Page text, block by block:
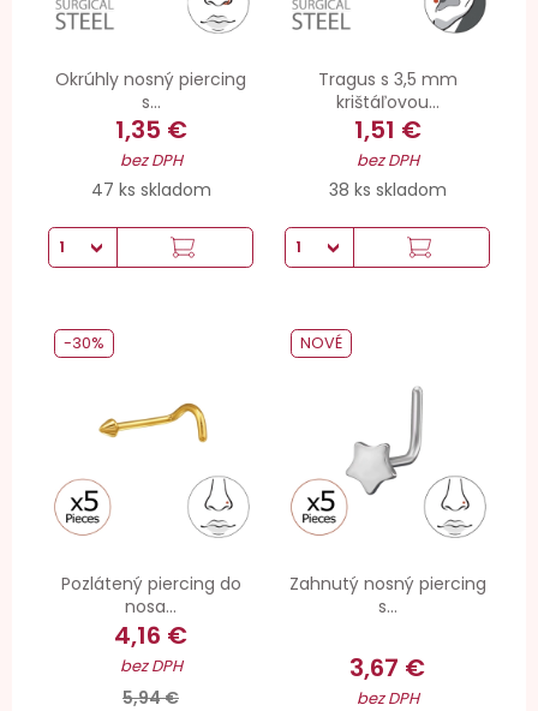
Okrúhly nosný piercing
s...
1,35 €
bez DPH
47 ks skladom
Tragus s 3,5 mm
krištáľovou...
1,51 €
bez DPH
38 ks skladom
Pozlátený piercing do
nosa...
4,16 €
bez DPH
5,94 €
-30%
Zahnutý nosný piercing
s...
3,67 €
bez DPH
NOVÉ